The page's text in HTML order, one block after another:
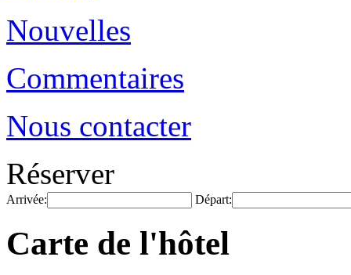
Nouvelles
Commentaires
Nous contacter
Réserver
Arrivée: Départ:
Carte de l'hôtel